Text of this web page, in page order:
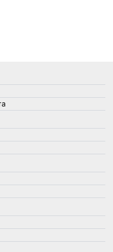
и насадки